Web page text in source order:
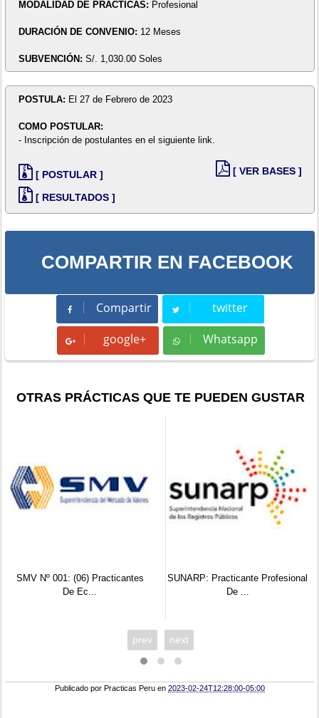
MODALIDAD DE PRÁCTICAS: Profesional
DURACIÓN DE CONVENIO: 12 Meses
SUBVENCIÓN: S/. 1,030.00 Soles
POSTULA: El 27 de Febrero de 2023
COMO POSTULAR:
- Inscripción de postulantes en el siguiente link.
[ POSTULAR ]
[ RESULTADOS ]
[ VER BASES ]
COMPARTIR EN FACEBOOK
Compartir
Compartir twitter
Tweet
google+ Whatsapp
Whatsapp
OTRAS PRÁCTICAS QUE TE PUEDEN GUSTAR
SMV Nº 001: (06) Practicantes
De Ec...
SUNARP: Practicante Profesional
De ...
prev next
Publicado porPracticas Peru en2023-02-24T12:28:00-05:00